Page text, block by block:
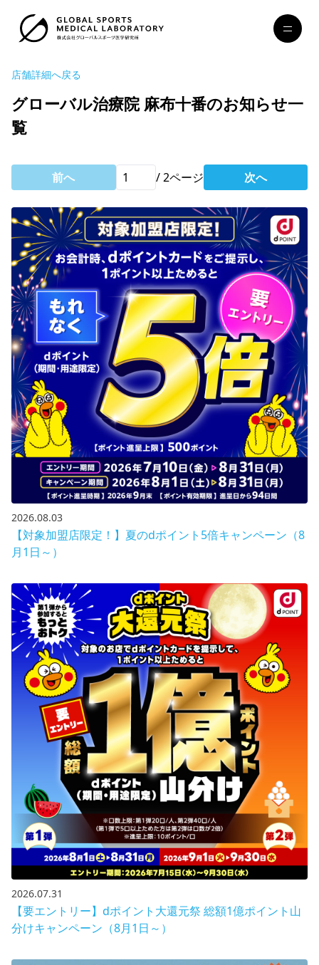
店舗詳細へ戻る
グローバル治療院 麻布十番のお知らせ一
覧
前へ /2ページ 次へ
2026.08.03
【対象加盟店限定！】夏のdポイント5倍キャンペーン（8
月1日～）
2026.07.31
【要エントリー】dポイント大還元祭 総額1億ポイント山
分けキャンペーン（8月1日～）